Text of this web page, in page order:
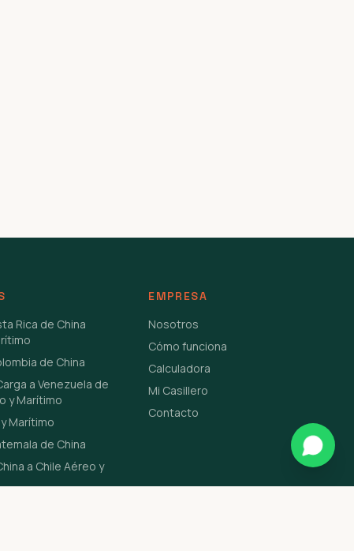
Rica de China
de China
a Venezuela de
y Marítimo
Marítimo
de China
a Chile Aéreo y
EMPRESA
Nosotros
Cómo funciona
Calculadora
Mi Casillero
Contacto